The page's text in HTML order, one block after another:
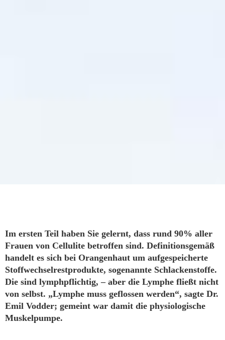
Im ersten Teil haben Sie gelernt, dass rund 90% aller
Frauen von Cellulite betroffen sind. Definitionsgemäß
handelt es sich bei Orangenhaut um aufgespeicherte
Stoffwechselrestprodukte, sogenannte Schlackenstoffe.
Die sind lymphpflichtig, – aber die Lymphe fließt nicht
von selbst. „Lymphe muss geflossen werden“, sagte Dr.
Emil Vodder; gemeint war damit die physiologische
Muskelpumpe.